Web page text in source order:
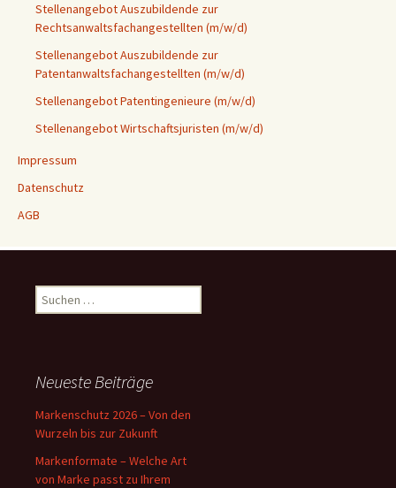
Stellenangebot Auszubildende zur
Rechtsanwaltsfachangestellten (m/w/d)
Stellenangebot Auszubildende zur
Patentanwaltsfachangestellten (m/w/d)
Stellenangebot Patentingenieure (m/w/d)
Stellenangebot Wirtschaftsjuristen (m/w/d)
Impressum
Datenschutz
AGB
Suchen
nach:
Neueste Beiträge
Markenschutz 2026 – Von den
Wurzeln bis zur Zukunft
Markenformate – Welche Art
von Marke passt zu Ihrem